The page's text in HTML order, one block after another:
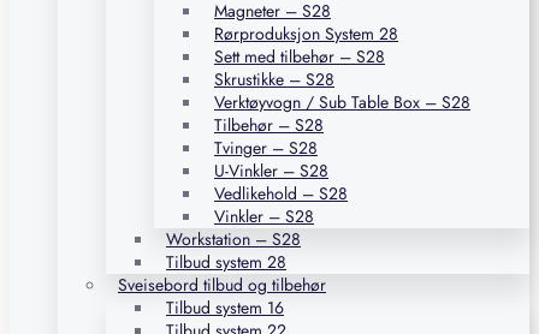
Magneter – S28
Rørproduksjon System 28
Sett med tilbehør – S28
Skrustikke – S28
Verktøyvogn / Sub Table Box – S28
Tilbehør – S28
Tvinger – S28
U-Vinkler – S28
Vedlikehold – S28
Vinkler – S28
Workstation – S28
Tilbud system 28
Sveisebord tilbud og tilbehør
Tilbud system 16